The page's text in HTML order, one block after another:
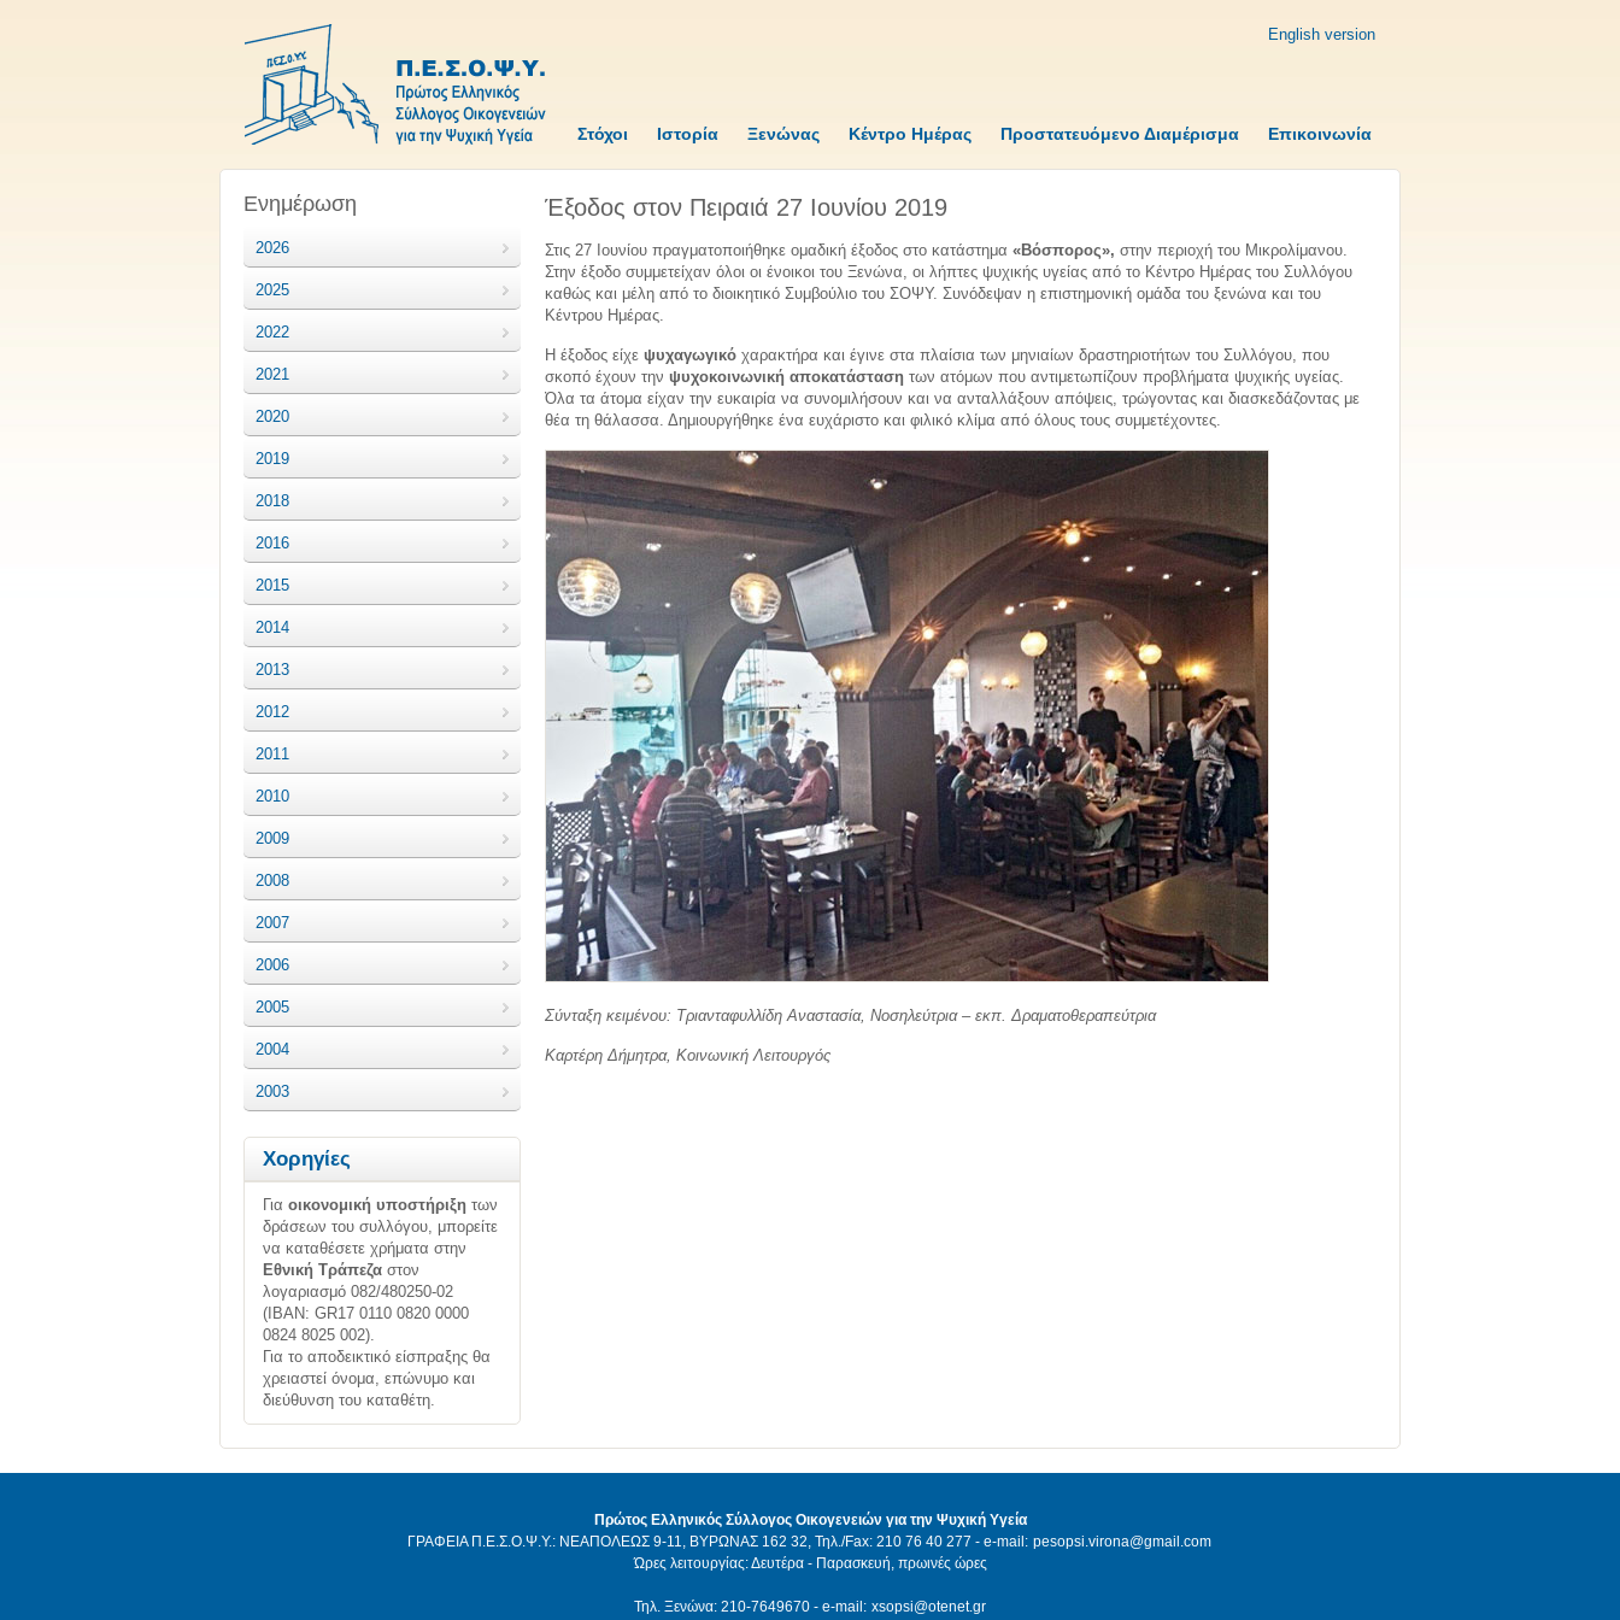
English version
Στόχοι Ιστορία Ξενώνας Κέντρο Ημέρας Προστατευόμενο Διαμέρισμα Επικοινωνία
Έξοδος στον Πειραιά 27 Ιουνίου 2019
Στις 27 Ιουνίου πραγματοποιήθηκε ομαδική έξοδος στο κατάστημα «Βόσπορος», στην περιοχή του Μικρολίμανου.
Στην έξοδο συμμετείχαν όλοι οι ένοικοι του Ξενώνα, οι λήπτες ψυχικής υγείας από το Κέντρο Ημέρας του Συλλόγου
καθώς και μέλη από το διοικητικό Συμβούλιο του ΣΟΨΥ. Συνόδεψαν η επιστημονική ομάδα του ξενώνα και του
Κέντρου Ημέρας.
Η έξοδος είχε ψυχαγωγικό χαρακτήρα και έγινε στα πλαίσια των μηνιαίων δραστηριοτήτων του Συλλόγου, που
σκοπό έχουν την ψυχοκοινωνική αποκατάσταση των ατόμων που αντιμετωπίζουν προβλήματα ψυχικής υγείας.
Όλα τα άτομα είχαν την ευκαιρία να συνομιλήσουν και να ανταλλάξουν απόψεις, τρώγοντας και διασκεδάζοντας με
θέα τη θάλασσα. Δημιουργήθηκε ένα ευχάριστο και φιλικό κλίμα από όλους τους συμμετέχοντες.
Σύνταξη κειμένου: Τριανταφυλλίδη Αναστασία, Νοσηλεύτρια – εκπ. Δραματοθεραπεύτρια
Καρτέρη Δήμητρα, Κοινωνική Λειτουργός
Ενημέρωση
2026
2025
2022
2021
2020
2019
2018
2016
2015
2014
2013
2012
2011
2010
2009
2008
2007
2006
2005
2004
2003
Χορηγίες
Για οικονομική υποστήριξη των
δράσεων του συλλόγου, μπορείτε
να καταθέσετε χρήματα στην
Εθνική Τράπεζα στον
λογαριασμό 082/480250-02
(ΙΒΑΝ: GR17 0110 0820 0000
0824 8025 002).
Για το αποδεικτικό είσπραξης θα
χρειαστεί όνομα, επώνυμο και
διεύθυνση του καταθέτη.
Πρώτος Ελληνικός Σύλλογος Οικογενειών για την Ψυχική Υγεία
ΓΡΑΦΕΙΑ Π.Ε.Σ.Ο.Ψ.Υ.: ΝΕΑΠΟΛΕΩΣ 9-11, ΒΥΡΩΝΑΣ 162 32, Τηλ./Fax: 210 76 40 277 - e-mail: pesopsi.virona@gmail.com
Ώρες λειτουργίας: Δευτέρα - Παρασκευή, πρωινές ώρες
Τηλ. Ξενώνα: 210-7649670 - e-mail: xsopsi@otenet.gr